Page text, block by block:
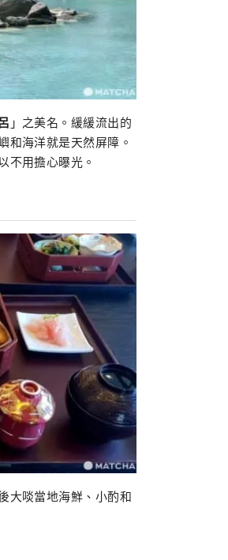
」之美名。緩緩流出的
和海洋就是天然屏障。
不用擔心曝光。
大啖當地海鮮、小酌和